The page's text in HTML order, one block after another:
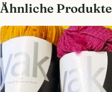
Ähnliche Produkte